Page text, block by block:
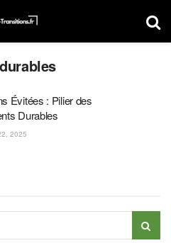
Évitées : Pilier des
Durables
2025